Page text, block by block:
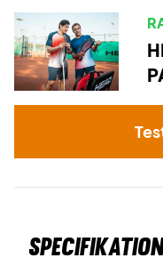
Expertrådgivning:
Till
strängning med Wilson